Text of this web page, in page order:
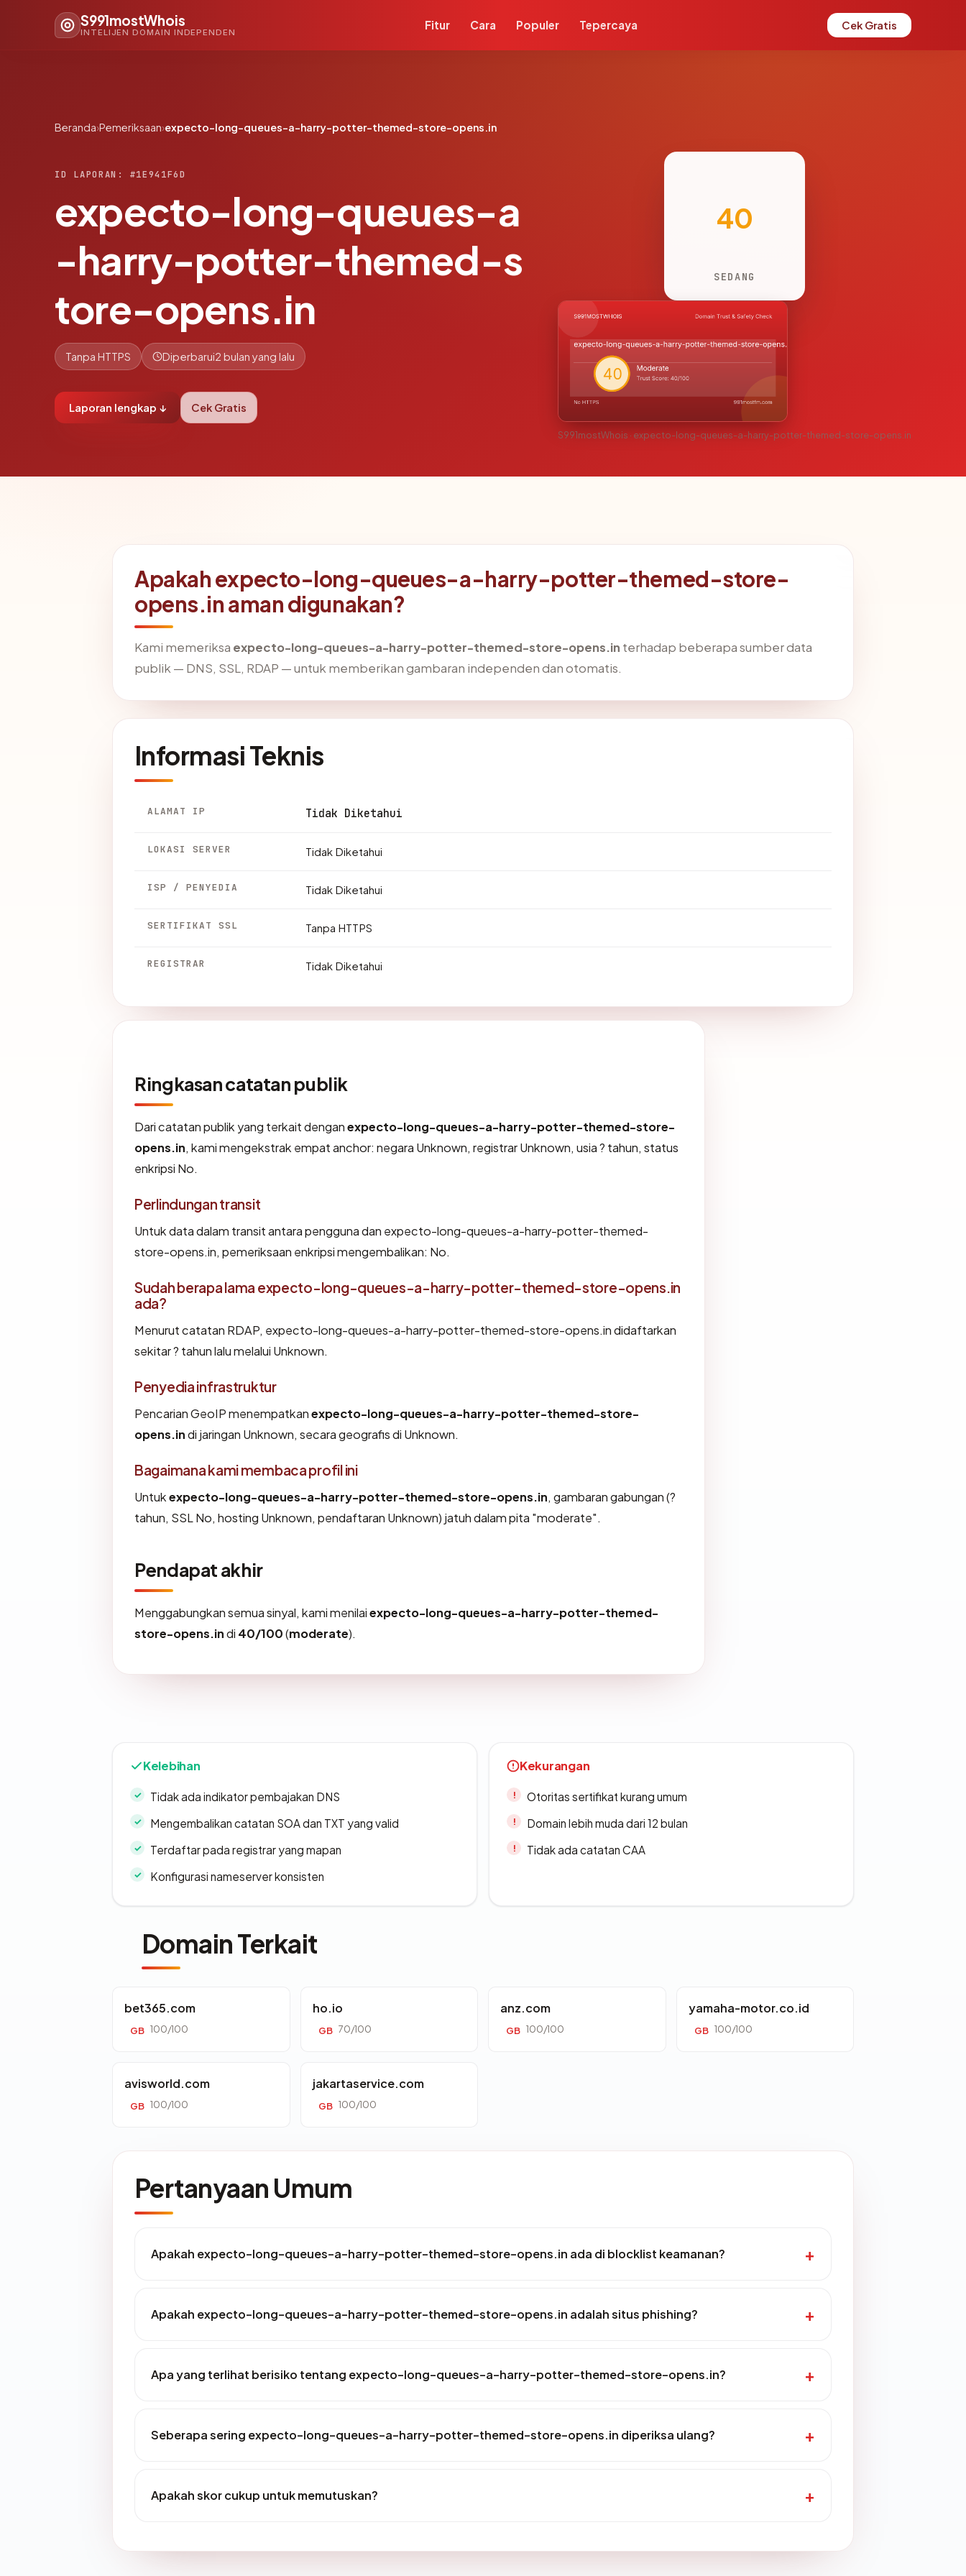
S991mostWhois
INTELIJEN DOMAIN INDEPENDEN
Fitur Cara Populer Tepercaya Cek Gratis
Beranda›Pemeriksaan›expecto-long-queues-a-harry-potter-themed-store-opens.in
ID LAPORAN: #1E941F6D
expecto-long-queues-a
-harry-potter-themed-s
tore-opens.in
Tanpa HTTPS Diperbarui2 bulan yang lalu
Laporan lengkap ↓ Cek Gratis
40
SEDANG
S991mostWhois · expecto-long-queues-a-harry-potter-themed-store-opens.in
Apakah expecto-long-queues-a-harry-potter-themed-store-
opens.in aman digunakan?
Kami memeriksa expecto-long-queues-a-harry-potter-themed-store-opens.in terhadap beberapa sumber data
publik — DNS, SSL, RDAP — untuk memberikan gambaran independen dan otomatis.
Informasi Teknis
ALAMAT IP Tidak Diketahui
LOKASI SERVER Tidak Diketahui
ISP / PENYEDIA Tidak Diketahui
SERTIFIKAT SSL Tanpa HTTPS
REGISTRAR Tidak Diketahui
Ringkasan catatan publik
Dari catatan publik yang terkait denganexpecto-long-queues-a-harry-potter-themed-store-
opens.in, kami mengekstrak empat anchor: negara Unknown, registrar Unknown, usia ? tahun, status
enkripsi No.
Perlindungan transit
Untuk data dalam transit antara pengguna dan expecto-long-queues-a-harry-potter-themed-
store-opens.in, pemeriksaan enkripsi mengembalikan: No.
Sudah berapa lama expecto-long-queues-a-harry-potter-themed-store-opens.in
ada?
Menurut catatan RDAP, expecto-long-queues-a-harry-potter-themed-store-opens.in didaftarkan
sekitar ? tahun lalu melalui Unknown.
Penyedia infrastruktur
Pencarian GeoIP menempatkanexpecto-long-queues-a-harry-potter-themed-store-
opens.indi jaringan Unknown, secara geografis di Unknown.
Bagaimana kami membaca profil ini
Untukexpecto-long-queues-a-harry-potter-themed-store-opens.in, gambaran gabungan (?
tahun, SSL No, hosting Unknown, pendaftaran Unknown) jatuh dalam pita "moderate".
Pendapat akhir
Menggabungkan semua sinyal, kami menilaiexpecto-long-queues-a-harry-potter-themed-
store-opens.indi 40/100(moderate).
Kelebihan
Tidak ada indikator pembajakan DNS
Mengembalikan catatan SOA dan TXT yang valid
Terdaftar pada registrar yang mapan
Konfigurasi nameserver konsisten
Kekurangan
Otoritas sertifikat kurang umum
Domain lebih muda dari 12 bulan
Tidak ada catatan CAA
Domain Terkait
bet365.com
GB 100/100
ho.io
GB 70/100
anz.com
GB 100/100
yamaha-motor.co.id
GB 100/100
avisworld.com
GB 100/100
jakartaservice.com
GB 100/100
Pertanyaan Umum
Apakah expecto-long-queues-a-harry-potter-themed-store-opens.in ada di blocklist keamanan?
Apakah expecto-long-queues-a-harry-potter-themed-store-opens.in adalah situs phishing?
Apa yang terlihat berisiko tentang expecto-long-queues-a-harry-potter-themed-store-opens.in?
Seberapa sering expecto-long-queues-a-harry-potter-themed-store-opens.in diperiksa ulang?
Apakah skor cukup untuk memutuskan?